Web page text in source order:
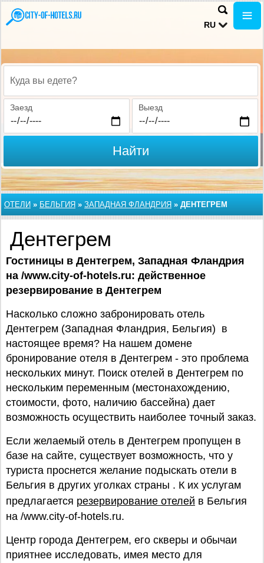
RU
Куда вы едете?
Заезд Выезд
Найти
ОТЕЛИ » БЕЛЬГИЯ » ЗАПАДНАЯ ФЛАНДРИЯ » ДЕНТЕГРЕМ
Дентегрем
Гостиницы в Дентегрем, Западная Фландрия
на /www.city-of-hotels.ru: действенное
резервирование в Дентегрем
Насколько сложно забронировать отель
Дентегрем (Западная Фландрия, Бельгия) в
настоящее время? На нашем домене
бронирование отеля в Дентегрем - это проблема
нескольких минут. Поиск отелей в Дентегрем по
нескольким переменным (местонахождению,
стоимости, фото, наличию бассейна) дает
возможность осуществить наиболее точный заказ.
Если желаемый отель в Дентегрем пропущен в
базе на сайте, существует возможность, что у
туриста проснется желание подыскать отели в
Бельгия в других уголках страны . К их услугам
предлагается резервирование отелей в Бельгия
на /www.city-of-hotels.ru.
Центр города Дентегрем, его скверы и обычаи
приятнее исследовать, имея место для